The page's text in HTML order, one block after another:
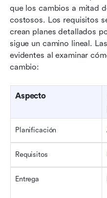
que los cambios a mitad
costosos. Los requisitos
crean planes detallados
sigue un camino lineal.
evidentes al examinar
cambio:
Aspecto
Planificación
Requisitos
Entrega